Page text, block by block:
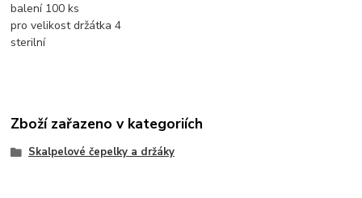
balení 100 ks
pro velikost držátka 4
sterilní
Zboží zařazeno v kategoriích
Skalpelové čepelky a držáky